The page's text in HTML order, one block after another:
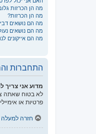
מה הן הכרזות
מה הן הכרזות?
מה הם נושאים
מה הם נושאים
מה הם אייקונים
התחברות
מדוע אני צריך
לא בטוח שאתה
פרטיות או
חזרה למעלה